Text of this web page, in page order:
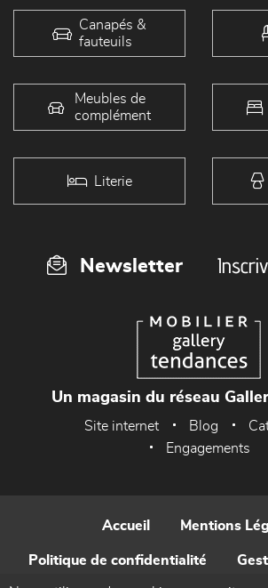
Canapés &
fauteuils
Meubles de
complément
Literie
Newsletter
Un magasin du réseau
Site internet Blog
Engagements
Accueil Mentions
Politique de confidentialité